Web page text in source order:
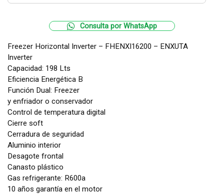
Consulta por WhatsApp
Freezer Horizontal Inverter – FHENXI16200 – ENXUTA
Inverter
Capacidad: 198 Lts
Eficiencia Energética B
Función Dual: Freezer
y enfriador o conservador
Control de temperatura digital
Cierre soft
Cerradura de seguridad
Aluminio interior
Desagote frontal
Canasto plástico
Gas refrigerante: R600a
10 años garantía en el motor